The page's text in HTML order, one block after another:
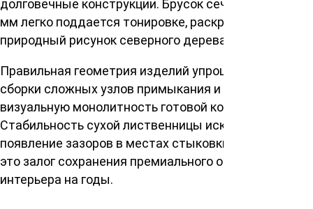
долговечные конструкции. Брусок сечением 20 * 40
мм легко поддается тонировке, раскрывая глубокий
природный рисунок северного дерева.
Правильная геометрия изделий упрощает процесс
сборки сложных узлов примыкания и гарантирует
визуальную монолитность готовой конструкции.
Стабильность сухой лиственницы исключает
появление зазоров в местах стыковки элементов —
это залог сохранения премиального облика
интерьера на годы.